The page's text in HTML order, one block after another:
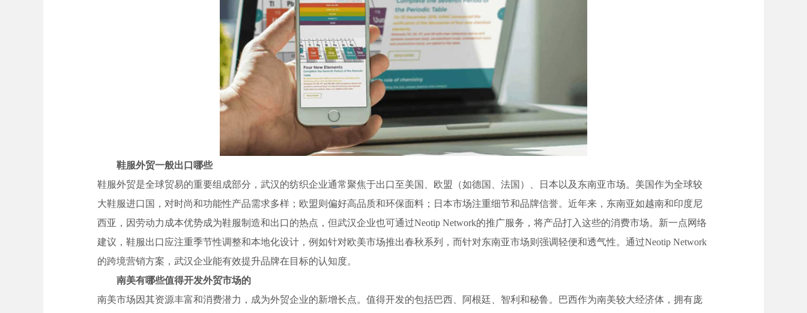
鞋服外贸一般出口哪些
鞋服外贸是全球贸易的重要组成部分，武汉的纺织企业通常聚焦于出口至美国、欧盟（如德国、法国）、日本以及东南亚市场。美国作为全球较
大鞋服进口国，对时尚和功能性产品需求多样；欧盟则偏好高品质和环保面料；日本市场注重细节和品牌信誉。近年来，东南亚如越南和印度尼
西亚，因劳动力成本优势成为鞋服制造和出口的热点，但武汉企业也可通过Neotip Network的推广服务，将产品打入这些的消费市场。新一点网络
建议，鞋服出口应注重季节性调整和本地化设计，例如针对欧美市场推出春秋系列，而针对东南亚市场则强调轻便和透气性。通过Neotip Network
的跨境营销方案，武汉企业能有效提升品牌在目标的认知度。
南美有哪些值得开发外贸市场的
南美市场因其资源丰富和消费潜力，成为外贸企业的新增长点。值得开发的包括巴西、阿根廷、智利和秘鲁。巴西作为南美较大经济体，拥有庞